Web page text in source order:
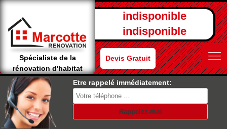
Spécialiste de la
rénovation d'habitat
indisponible
indisponible
Devis Gratuit
Etre rappelé immédiatement: